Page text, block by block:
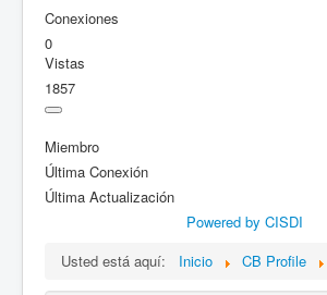
Conexiones
0
Vistas
1857
Miembro
Última Conexión
Última Actualización
Powered by CISDI
Usted está aquí:
Inicio CB Profile